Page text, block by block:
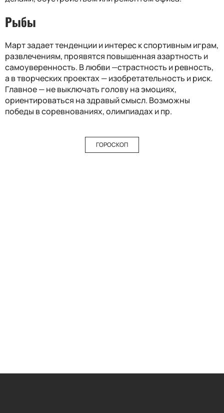
Рыбы
Март задает тенденции и интерес к спортивным играм,
развлечениям, проявятся повышенная азартность и
самоуверенность. В любви —страстность и ревность,
а в творческих проектах — изобретательность и риск.
Главное — не выключать голову на эмоциях,
ориентироваться на здравый смысл. Возможны
победы в соревнованиях, олимпиадах и пр.
ГОРОСКОП